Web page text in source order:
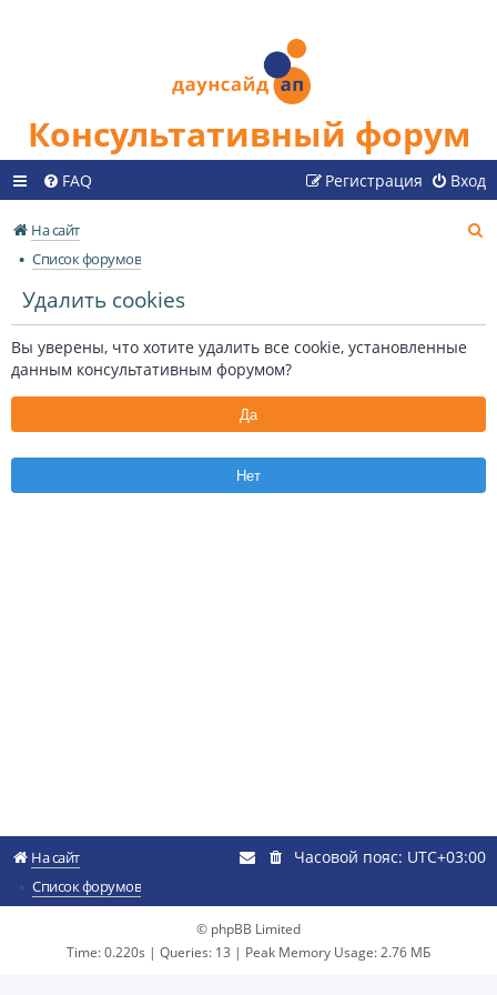
Консультативный форум
FAQ Вход
Регистрация
На сайт
Список форумов
Удалить cookies
Вы уверены, что хотите удалить все cookie, установленные
данным консультативным форумом?
На сайт
Список форумов
Часовой пояс: UTC+03:00
© phpBB Limited
Time: 0.220s | Queries: 13 | Peak Memory Usage: 2.76 МБ